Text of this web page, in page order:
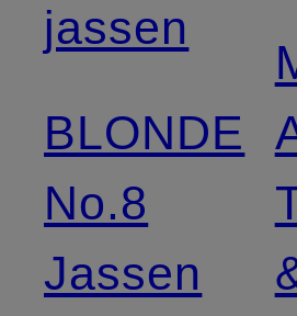
jassen
BLONDE
No.8
Jassen